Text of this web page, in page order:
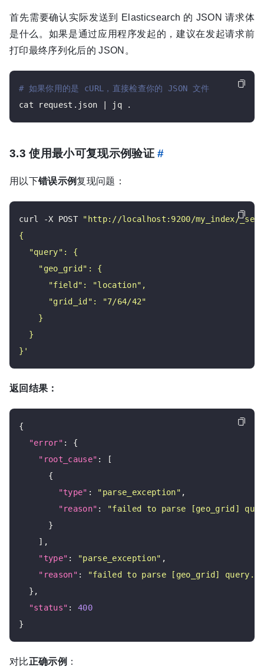
首先需要确认实际发送到 Elasticsearch 的 JSON 请求体
是什么。如果是通过应用程序发起的，建议在发起请求前
打印最终序列化后的 JSON。
# 如果你用的是 cURL，直接检查你的 JSON 文件
3.3 使用最小可复现示例验证#
用以下错误示例复现问题：
curl -X POST
"http://localhost:9200/my_index/
}'
返回结果：
{
"error" : {
"root_cause" : [
      {
"type" : "parse_exception" ,
"reason" :
"failed to parse [geo_grid]
      }
    ],
"type" : "parse_exception" ,
"reason" :
"failed to parse [geo_grid] query.
  },
"status" : 400
对比正确示例 ：